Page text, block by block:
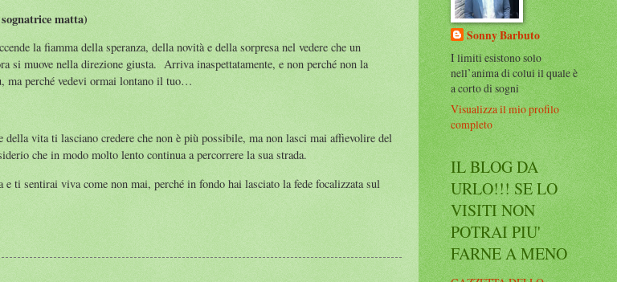
matta)
la fiamma della speranza, della novità e della sorpresa nel vedere che un
si muove nella direzione giusta. Arriva inaspettatamente, e non perché non la
ma perché vedevi ormai lontano il tuo…
della vita ti lasciano credere che non è più possibile, ma non lasci mai affievolire del
che in modo molto lento continua a percorrere la sua strada.
ti sentirai viva come non mai, perché in fondo hai lasciato la fede focalizzata sul
Sonny Barbuto
I limiti esistono solo
nell’anima di colui il quale è
a corto di sogni
Visualizza il mio profilo
completo
IL BLOG DA
URLO!!! SE LO
VISITI NON
POTRAI PIU'
FARNE A MENO